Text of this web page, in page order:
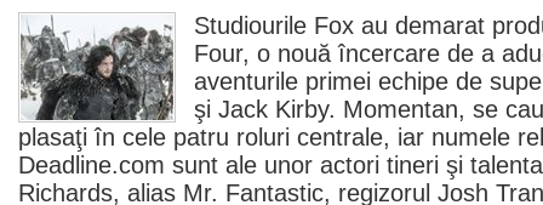
Studiourile Fox au demarat
Four, o nouă încercare de a
aventurile primei echipe de
şi Jack Kirby. Momentan, se
plasaţi în cele patru roluri centrale, iar numele
Deadline.com sunt ale unor actori tineri şi
Richards, alias Mr. Fantastic, regizorul Josh